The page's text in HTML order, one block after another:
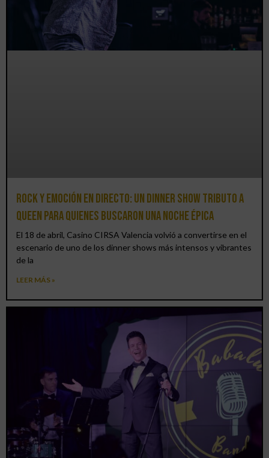
Rock y emoción en directo: un Dinner Show Tributo a
Queen para quienes buscaron una noche épica
El 18 de abril, Casino CIRSA Valencia volvió a convertirse en el
escenario de uno de los dinner shows más intensos y vibrantes
de la
LEER MÁS »